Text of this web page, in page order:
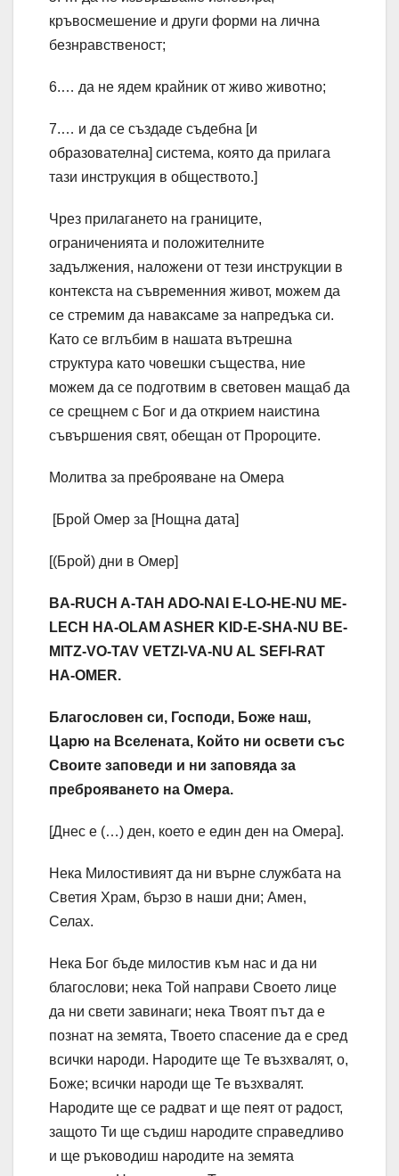
кръвосмешение и други форми на лична
безнравственост;
6.… да не ядем крайник от живо животно;
7.… и да се създаде съдебна [и
образователна] система, която да прилага
тази инструкция в обществото.]
Чрез прилагането на границите,
ограниченията и положителните
задължения, наложени от тези инструкции в
контекста на съвременния живот, можем да
се стремим да наваксаме за напредъка си.
Като се вглъбим в нашата вътрешна
структура като човешки същества, ние
можем да се подготвим в световен мащаб да
се срещнем с Бог и да открием наистина
съвършения свят, обещан от Пророците.
Молитва за преброяване на Омера
[Брой Омер за [Нощна дата]
[(Брой) дни в Омер]
BA-RUCH A-TAH ADO-NAI E-LO-HE-NU ME-
LECH HA-OLAM ASHER KID-E-SHA-NU BE-
MITZ-VO-TAV VETZI-VA-NU AL SEFI-RAT
HA-OMER.
Благословен си, Господи, Боже наш,
Царю на Вселената, Който ни освети със
Своите заповеди и ни заповяда за
преброяването на Омера.
[Днес е (…) ден, което е един ден на Омера].
Нека Милостивият да ни върне службата на
Светия Храм, бързо в наши дни; Амeн,
Селах.
Нека Бог бъде милостив към нас и да ни
благослови; нека Той направи Своето лице
да ни свети завинаги; нека Твоят път да е
познат на земята, Твоето спасение да е сред
всички народи. Народите ще Те възхвалят, о,
Боже; всички народи ще Те възхвалят.
Народите ще се радват и ще пеят от радост,
защото Ти ще съдиш народите справедливо
и ще ръководиш народите на земята